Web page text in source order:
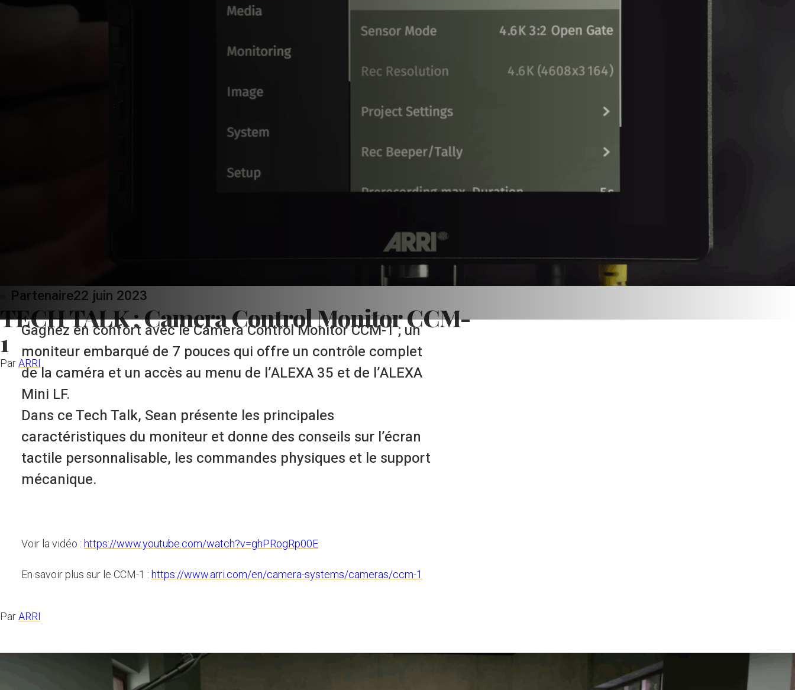
Partenaire22 juin 2023
TECH TALK : Camera Control Monitor CCM-
1
ParARRI
Gagnez en confort avec le Camera Control Monitor CCM-1 ; un
moniteur embarqué de 7 pouces qui offre un contrôle complet
de la caméra et un accès au menu de l’ALEXA 35 et de l’ALEXA
Mini LF.
Dans ce Tech Talk, Sean présente les principales
caractéristiques du moniteur et donne des conseils sur l’écran
tactile personnalisable, les commandes physiques et le support
mécanique.
Voir la vidéo : https://www.youtube.com/watch?v=ghPRogRp00E
En savoir plus sur le CCM-1 : https://www.arri.com/en/camera-systems/cameras/ccm-1
ParARRI